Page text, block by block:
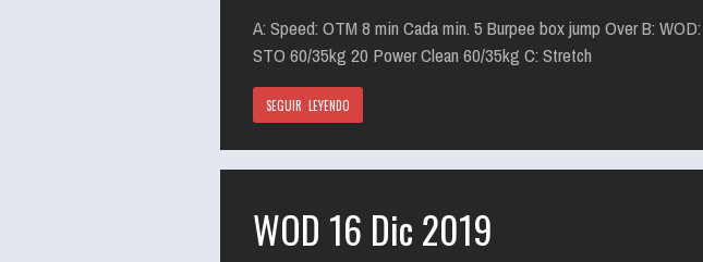
A: Speed: OTM 8 min Cada min. 5 Burpee box jump Over B:
STO 60/35kg 20 Power Clean 60/35kg C: Stretch
SEGUIR LEYENDO
WOD 16 Dic 2019